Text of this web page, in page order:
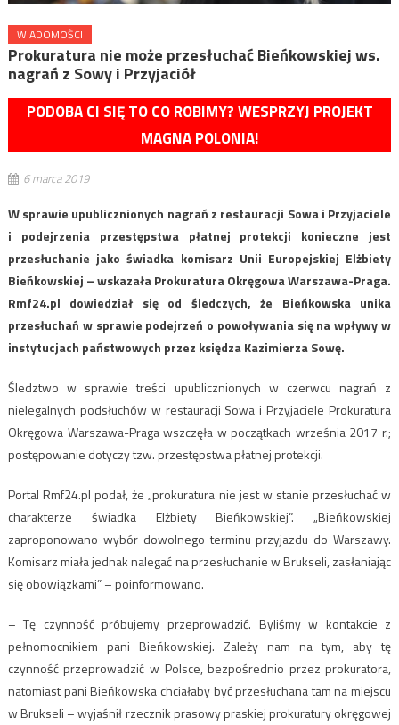
WIADOMOŚCI
Prokuratura nie może przesłuchać Bieńkowskiej ws.
nagrań z Sowy i Przyjaciół
PODOBA CI SIĘ TO CO ROBIMY? WESPRZYJ PROJEKT
MAGNA POLONIA!
6 marca 2019
W sprawie upublicznionych nagrań z restauracji Sowa i Przyjaciele
i podejrzenia przestępstwa płatnej protekcji konieczne jest
przesłuchanie jako świadka komisarz Unii Europejskiej Elżbiety
Bieńkowskiej – wskazała Prokuratura Okręgowa Warszawa-Praga.
Rmf24.pl dowiedział się od śledczych, że Bieńkowska unika
przesłuchań w sprawie podejrzeń o powoływania się na wpływy w
instytucjach państwowych przez księdza Kazimierza Sowę.
Śledztwo w sprawie treści upublicznionych w czerwcu nagrań z
nielegalnych podsłuchów w restauracji Sowa i Przyjaciele Prokuratura
Okręgowa Warszawa-Praga wszczęła w początkach września 2017 r.;
postępowanie dotyczy tzw. przestępstwa płatnej protekcji.
Portal Rmf24.pl podał, że „prokuratura nie jest w stanie przesłuchać w
charakterze świadka Elżbiety Bieńkowskiej”. „Bieńkowskiej
zaproponowano wybór dowolnego terminu przyjazdu do Warszawy.
Komisarz miała jednak nalegać na przesłuchanie w Brukseli, zasłaniając
się obowiązkami” – poinformowano.
– Tę czynność próbujemy przeprowadzić. Byliśmy w kontakcie z
pełnomocnikiem pani Bieńkowskiej. Zależy nam na tym, aby tę
czynność przeprowadzić w Polsce, bezpośrednio przez prokuratora,
natomiast pani Bieńkowska chciałaby być przesłuchana tam na miejscu
w Brukseli – wyjaśnił rzecznik prasowy praskiej prokuratury okręgowej